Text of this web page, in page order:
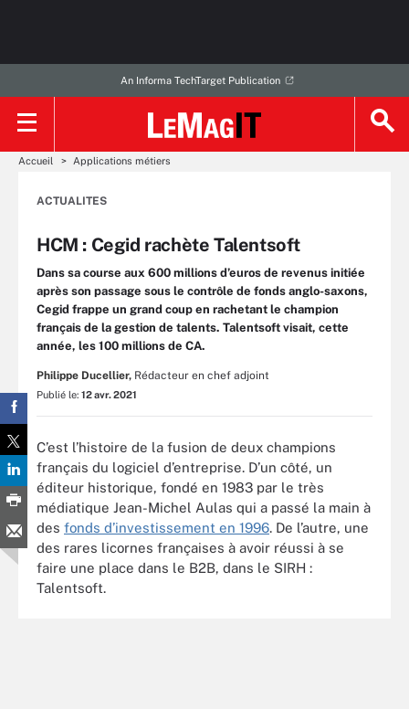
An Informa TechTarget Publication
Accueil Applications métiers
ACTUALITES
HCM : Cegid rachète Talentsoft
Dans sa course aux 600 millions d’euros de revenus initiée
après son passage sous le contrôle de fonds anglo-saxons,
Cegid frappe un grand coup en rachetant le champion
français de la gestion de talents. Talentsoft visait, cette
année, les 100 millions de CA.
Philippe Ducellier, Rédacteur en chef adjoint
Publié le: 12 avr. 2021
C’est l’histoire de la fusion de deux champions
français du logiciel d’entreprise. D’un côté, un
éditeur historique, fondé en 1983 par le très
médiatique Jean-Michel Aulas qui a passé la main à
des fonds d’investissement en 1996. De l’autre, une
des rares licornes françaises à avoir réussi à se
faire une place dans le B2B, dans le SIRH :
Talentsoft.